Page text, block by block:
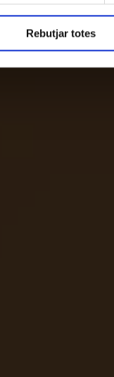
Rebutjar totes